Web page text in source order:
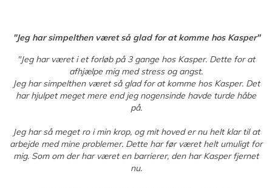
"Jeg har simpelthen været så glad for at komme hos Kasper"
"Jeg har været i et forløb på 3 gange hos Kasper. Dette for at
afhjælpe mig med stress og angst.
Jeg har simpelthen været så glad for at komme hos Kasper. Det
har hjulpet meget mere end jeg nogensinde havde turde håbe
på.
Jeg har så meget ro i min krop, og mit hoved er nu helt klar til at
arbejde med mine problemer. Dette har før været helt umuligt for
mig. Som om der har været en barrierer, den har Kasper fjernet
nu.